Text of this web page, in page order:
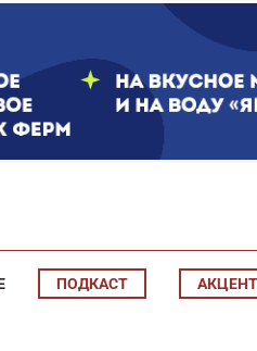
ПОДКАСТ АКЦЕНТ